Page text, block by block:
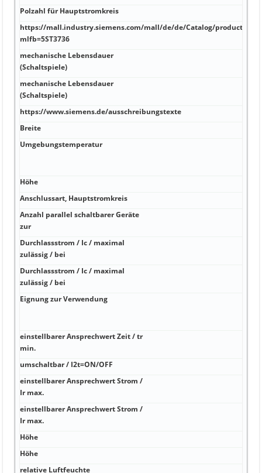
Polzahl für Hauptstromkreis
https://mall.industry.siemens.com/mall/de/de/Catalog/product?
mlfb=5ST3736
mechanische Lebensdauer
(Schaltspiele)
mechanische Lebensdauer
(Schaltspiele)
https://www.siemens.de/ausschreibungstexte
Breite
Umgebungstemperatur
Höhe
Anschlussart, Hauptstromkreis
Anzahl parallel schaltbarer Geräte
zur
Durchlassstrom / Ic / maximal
zulässig / bei
Durchlassstrom / Ic / maximal
zulässig / bei
Eignung zur Verwendung
einstellbarer Ansprechwert Zeit / tr
min.
umschaltbar / I2t=ON/OFF
einstellbarer Ansprechwert Strom /
Ir max.
einstellbarer Ansprechwert Strom /
Ir max.
Höhe
Höhe
relative Luftfeuchte